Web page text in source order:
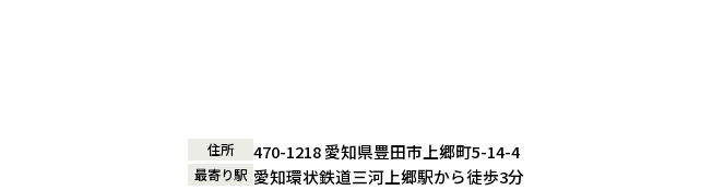
住所 470-1218 愛知県豊田市上郷町5-14-4
最寄り駅 愛知環状鉄道三河上郷駅から徒歩3分